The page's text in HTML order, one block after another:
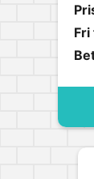
Fri